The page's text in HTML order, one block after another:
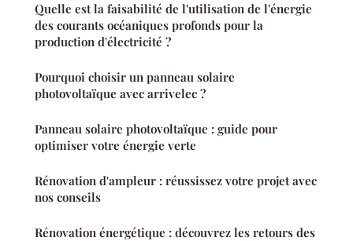
Quelle est la faisabilité de l'utilisation de l'énergie
des courants océaniques profonds pour la
production d'électricité ?
Pourquoi choisir un panneau solaire
photovoltaïque avec arrivelec ?
Panneau solaire photovoltaïque : guide pour
optimiser votre énergie verte
Rénovation d'ampleur : réussissez votre projet avec
nos conseils
Rénovation énergétique : découvrez les retours des